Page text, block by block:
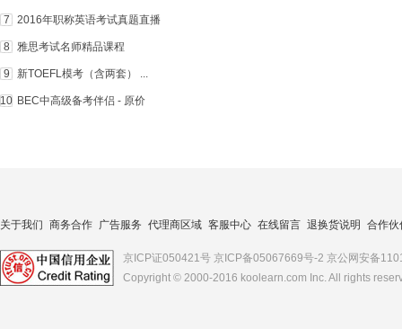
7 2016年职称英语考试真题直播
8 雅思考试名师精品课程
9 新TOEFL模考（含两套） ...
10 BEC中高级备考伴侣 - 原价
关于我们 商务合作 广告服务 代理商区域 客服中心 在线留言 退换货说明 合作伙
京ICP证050421号 京ICP备05067669号-2 京公网安备
Copyright © 2000-2016 koolearn.com Inc. All rights